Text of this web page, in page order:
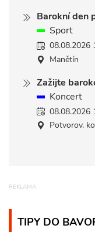
Barokní den
Sport
08.08.2026
Manětín
Zažijte
Koncert
08.08.2026
Potvorov,
TIPY DO